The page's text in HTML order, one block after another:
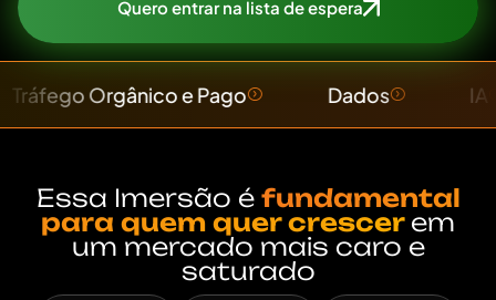
Quero entrar na lista de espera
e Pago Dados IA
Essa Imersão é fundamental
para quem quer crescer em
um mercado mais caro e
saturado